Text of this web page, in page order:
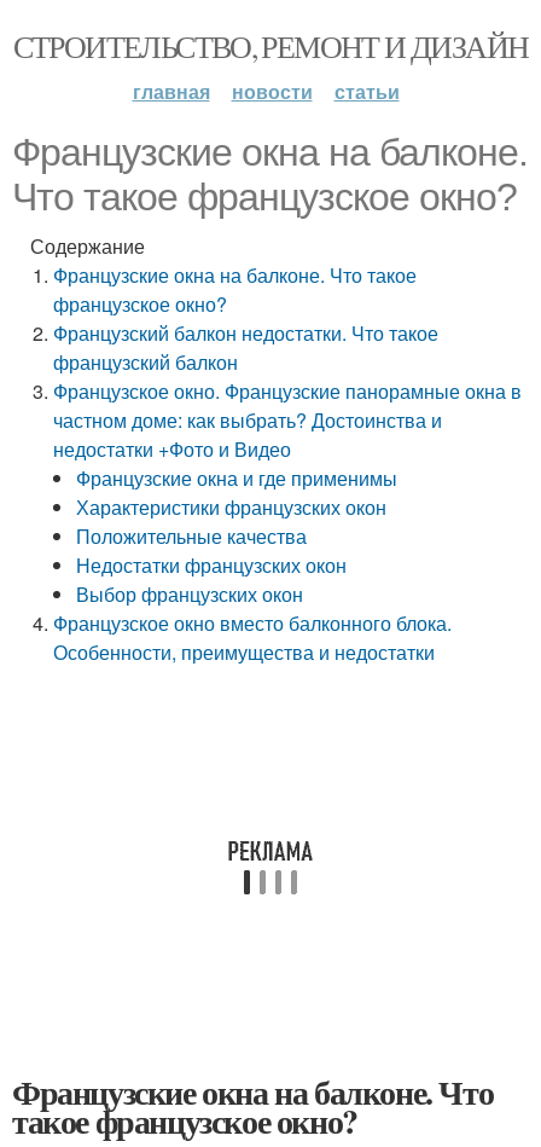
СТРОИТЕЛЬСТВО, РЕМОНТ И ДИЗАЙН
главная новости статьи
Французские окна на балконе.
Что такое французское окно?
Содержание
Французские окна на балконе. Что такое
французское окно?
Французский балкон недостатки. Что такое
французский балкон
Французское окно. Французские панорамные окна в
частном доме: как выбрать? Достоинства и
недостатки +Фото и Видео
Французские окна и где применимы
Характеристики французских окон
Положительные качества
Недостатки французских окон
Выбор французских окон
Французское окно вместо балконного блока.
Особенности, преимущества и недостатки
Французские окна на балконе. Что
такое французское окно?